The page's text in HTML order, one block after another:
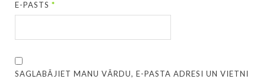
E-PASTS*
SAGLABĀJIET MANU VĀRDU, E-PASTA ADRESI UN VIETNI